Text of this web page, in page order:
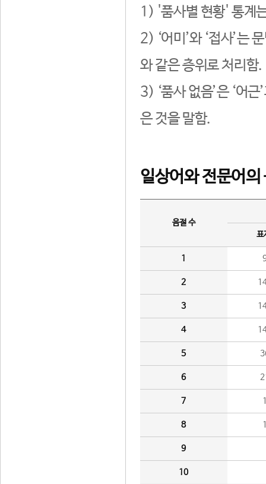
1) '품사별 현황' 통계
2) ‘어미’와 ‘접사’는
와 같은 층위로 처리함.
3) ‘품사 없음’은 ‘어
은 것을 말함.
일상어와 전문어의
음절 수
표
1
2
3
4
5
6
7
8
9
10